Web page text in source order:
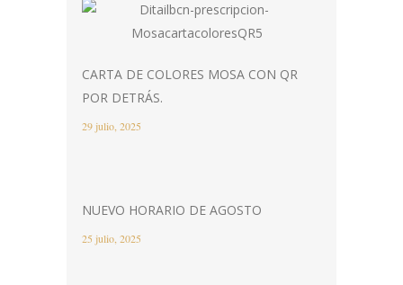
CARTA DE COLORES MOSA CON QR
POR DETRÁS.
29 julio, 2025
NUEVO HORARIO DE AGOSTO
25 julio, 2025